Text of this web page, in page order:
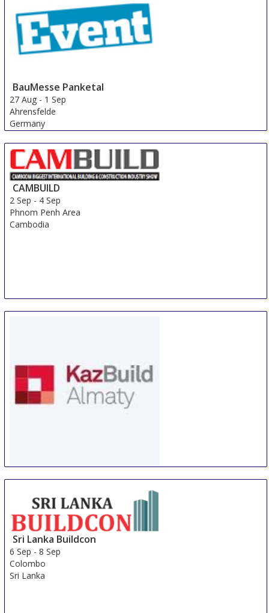
BauMesse Panketal
27 Aug - 1 Sep
Ahrensfelde
Germany
CAMBUILD
2 Sep - 4 Sep
Phnom Penh Area
Cambodia
Almaty
Kazakhstan
Sri Lanka Buildcon
6 Sep -8 Sep
Colombo
Sri Lanka